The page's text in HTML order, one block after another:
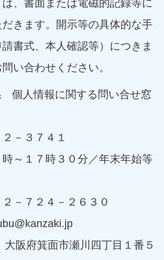
、書面または電磁的記録等に
きます。開示等の具体的な手
書式、本人確認等）につきま
い合わせください。
個人情報に関する問い合せ窓
－３７４１
時～１７時３０分／年末年始等
－７２４－２６３０
阪府箕面市瀬川四丁目１番５